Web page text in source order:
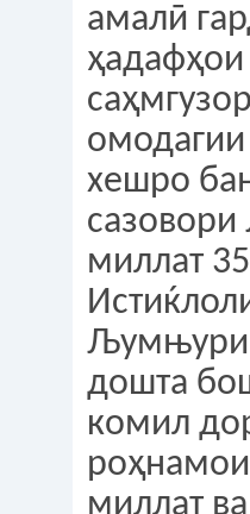
амалӣ
ҳадафҳои
хешро
миллат
дошта
комил
миллат